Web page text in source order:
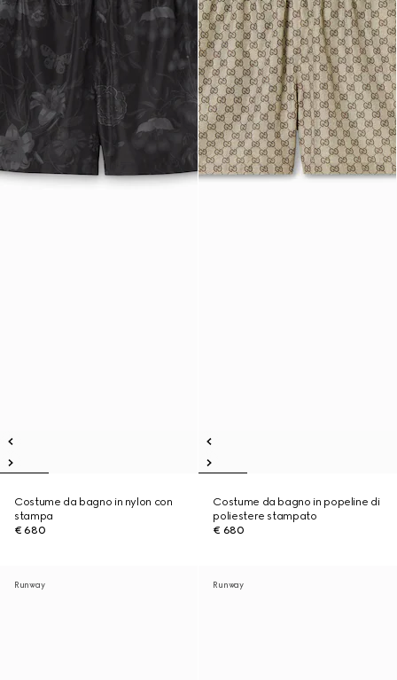
Costume da bagno in nylon con
stampa
€ 680
Costume da bagno in popeline di
poliestere stampato
€ 680
Runway Runway